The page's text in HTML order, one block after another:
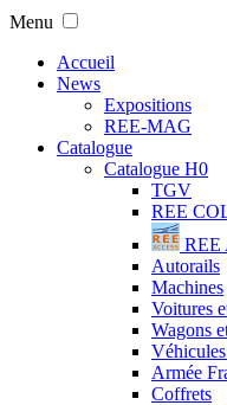
Menu
Accueil
News
Expositions
REE-MAG
Catalogue
Catalogue H0
TGV
REE
REE
Autorails
Machines
Voitures
Wagons
Armée
Coffrets